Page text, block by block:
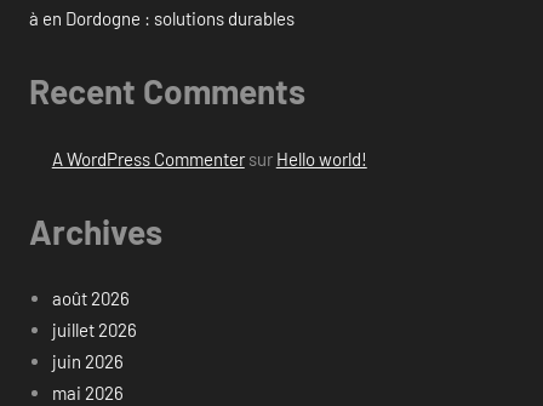
à en Dordogne : solutions durables
Recent Comments
A WordPress Commentersur Hello world!
Archives
août 2026
juillet 2026
juin 2026
mai 2026